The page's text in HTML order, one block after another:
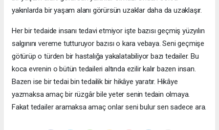
yakınlarda bir yaşam alanı görürsün uzaklar daha da uzaklaşır.
Her bir tedaide insanı tedavi etmiyor işte bazısı geçmiş yüzyılın
salgınını vereme tutturuyor bazısı o kara vebaya. Seni geçmişe
götürüp o türden bir hastalığa yakalatabiliyor bazı tedailer. Bu
koca evrenin o bütün tedaileri altında ezilir kalır bazen insan.
Bazen ise bir tedai bin tedailik bir hikâye yaratır. Hikâye
yazmaksa amaç bir rüzgâr bile yeter senin tedain olmaya.
Fakat tedailer aramaksa amaç onlar seni bulur sen sadece ara.